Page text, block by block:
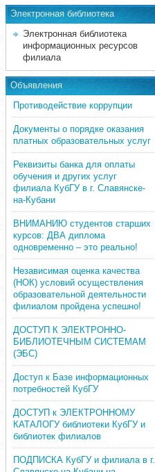
Электронная библиотека
Электронная библиотека
информационных ресурсов
филиала
Объявления
Противодействие коррупции
Документы о порядке оказания
платных образовательных услуг
Реквизиты банка для оплаты
обучения и других услуг
филиала КубГУ в г. Славянске-
на-Кубани
ВНИМАНИЮ студентов старших
курсов: ДВА диплома
одновременно – это реально!
Независимая оценка качества
(НОК) условий осуществления
образовательной деятельности
филиалом пройдена успешно!
ДОСТУП К ЭЛЕКТРОННО-
БИБЛИОТЕЧНЫМ СИСТЕМАМ
(ЭБС)
Доступ к Базе информационных
потребностей КубГУ
ДОСТУП к ЭЛЕКТРОННОМУ
КАТАЛОГУ библиотеки КубГУ и
библиотек филиалов
ПОДПИСКА КубГУ и филиала в г.